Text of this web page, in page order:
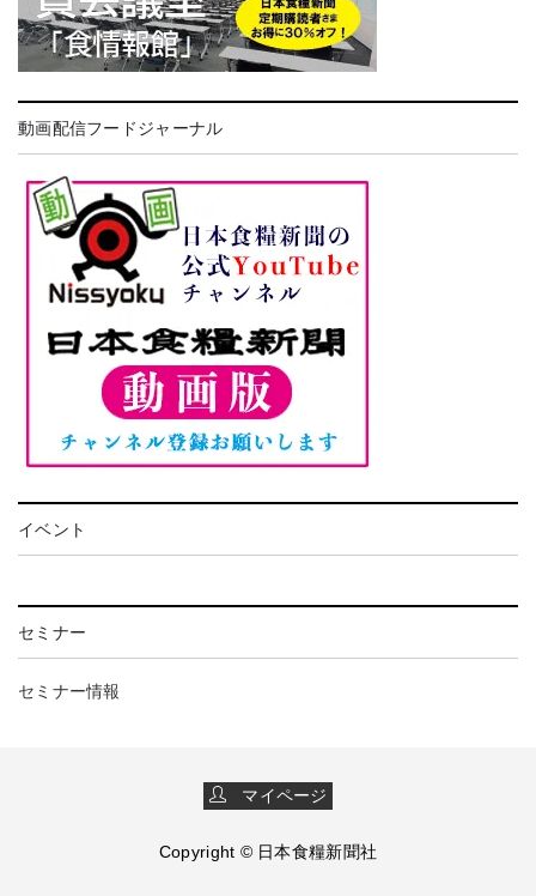
動画配信フードジャーナル
イベント
セミナー
セミナー情報
マイページ
Copyright © 日本食糧新聞社